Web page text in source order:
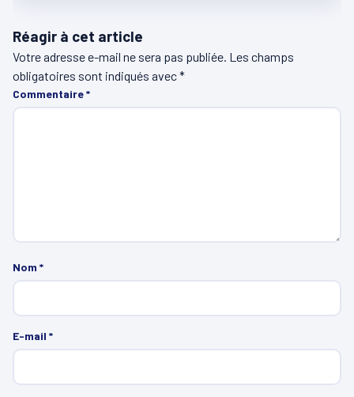
Réagir à cet article
Votre adresse e-mail ne sera pas publiée. Les champs
obligatoires sont indiqués avec*
Commentaire*
Nom *
E-mail *